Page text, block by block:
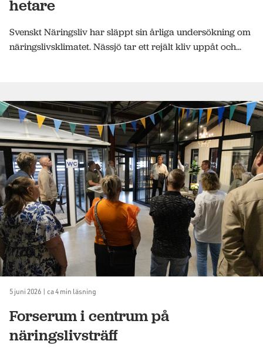
hetare
Svenskt Näringsliv har släppt sin årliga undersökning om
näringslivsklimatet. Nässjö tar ett rejält kliv uppåt och...
5 juni 2026 | ca 4 min läsning
Forserum i centrum på
näringslivsträff